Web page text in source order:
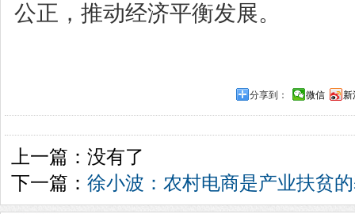
公正，推动经济平衡发展。
分享到： 微信 新
上一篇：没有了
下一篇： 徐小波：农村电商是产业扶贫